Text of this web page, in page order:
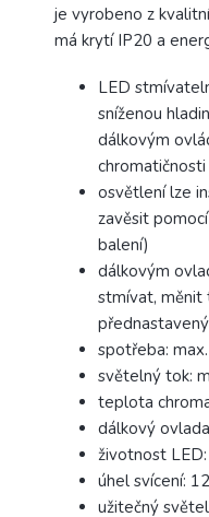
je vyrobeno z
má krytí IP20 a
LED
sníženou
dálkovým
osvětlení lze
zavěsit
balení)
dálkovým
stmívat,
spotřeba:
světelný tok:
teplota
dálkový
životnost
úhel svícení:
užitečný